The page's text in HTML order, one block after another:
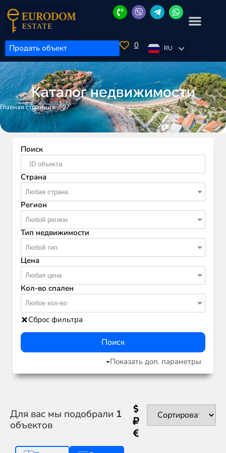
Продать объект 0 RU
Каталог недвижимости
Главная страница/27
Поиск
Страна
Любая страна
Регион
Любой регион
Тип недвижимости
Любой тип
Цена
Любая цена
Кол-во спален
Любое кол-во
Сброс фильтра
Поиск
Показать доп. параметры
Для вас мы подобрали 1
объектов